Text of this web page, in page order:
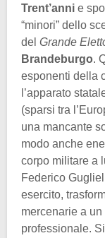
Trent’anni e
“minori” dello
del Grande
Brandeburgo.
esponenti della
l’apparato
(sparsi tra
una mancante
modo anche
corpo militare a
Federico
esercito,
mercenarie a un
professionale.